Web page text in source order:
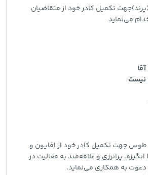
تکمیل کادر خود از متقاضیان
می‌نماید
نیست
طوس جهت تکمیل کادر خود از اقایون و
پرانرژی و علاقه‌مند به فعالیت در
دعوت به همکاری می‌نماید.